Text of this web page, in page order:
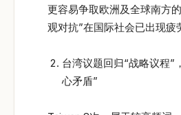
更容易争取欧洲及全球南方
观对抗”在国际社会已出现疲
台湾议题回归“战略议程”
心矛盾”